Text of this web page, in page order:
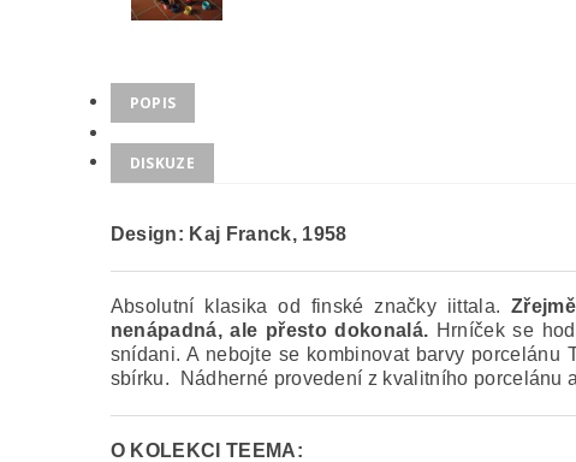
POPIS
DISKUZE
Design: Kaj Franck, 1958
Absolutní klasika od finské značky iittala.
nenápadná, ale přesto dokonalá. Hrníček se
snídani. A nebojte se kombinovat barvy
sbírku. Nádherné provedení z kvalitního porcelánu
O KOLEKCI TEEMA: